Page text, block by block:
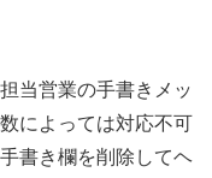
当営業の手書きメッ
によっては対応不可
書き欄を削除してヘ